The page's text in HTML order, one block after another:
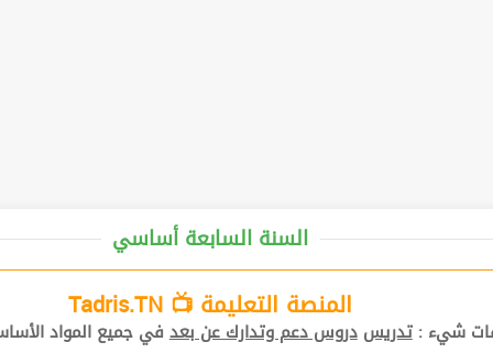
السنة السابعة أساسي
المنصة التعليمة 📺 Tadris.TN
شيء :تدريس دروس دعم وتدارك عن بعدفي جميع المواد